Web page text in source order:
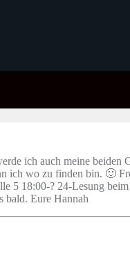
ich auch meine beiden
ich wo zu finden bin. 🙂
5 18:00-? 24-Lesung
bald. Eure Hannah